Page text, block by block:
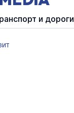
и дороги